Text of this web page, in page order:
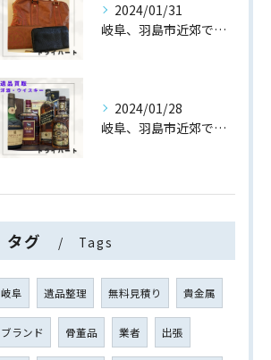
2024/01/31
岐阜、羽島市近郊でブランドバッグ・財布の生前整理・買取なら【...
2024/01/28
岐阜、羽島市近郊でお酒/洋酒/ウイスキーの遺品整理・買取なら...
タグ Tags
岐阜 遺品整理 無料見積り 貴金属
ブランド 骨董品 業者 出張